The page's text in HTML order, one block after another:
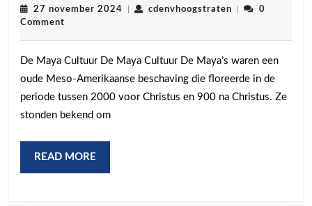
de
27 november 2024 cdenvhoogstraten
0
Comment
De Maya Cultuur De Maya Cultuur De Maya’s waren een
oude Meso-Amerikaanse beschaving die floreerde in de
periode tussen 2000 voor Christus en 900 na Christus. Ze
stonden bekend om
READ MORE
MORE